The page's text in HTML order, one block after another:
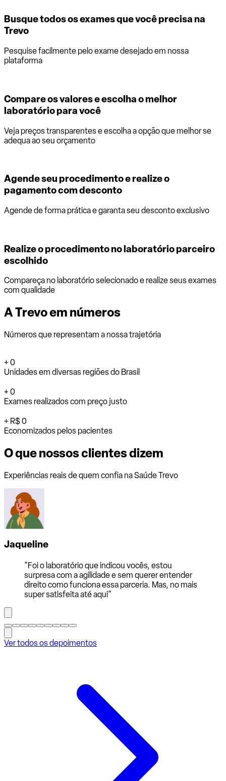
Busque todos os exames que você precisa na
Trevo
Pesquise facilmente pelo exame desejado em nossa
plataforma
Compare os valores e escolha o melhor
laboratório para você
Veja preços transparentes e escolha a opção que melhor se
adequa ao seu orçamento
Agende seu procedimento e realize o
pagamento com desconto
Agende de forma prática e garanta seu desconto exclusivo
Realize o procedimento no laboratório parceiro
escolhido
Compareça no laboratório selecionado e realize seus exames
com qualidade
ATrevoem números
Números que representam a nossa trajetória
+ 0
Unidades em diversas regiões do Brasil
+ 0
Exames realizados com preço justo
+ R$ 0
Economizados pelos pacientes
O quenossos clientesdizem
Experiências reais de quem confia na Saúde Trevo
Jaqueline
"Foi o laboratório que indicou vocês, estou
surpresa com a agilidade e sem querer entender
direito como funciona essa parceria. Mas, no mais
super satisfeita até aqui"
Ver todos os depoimentos